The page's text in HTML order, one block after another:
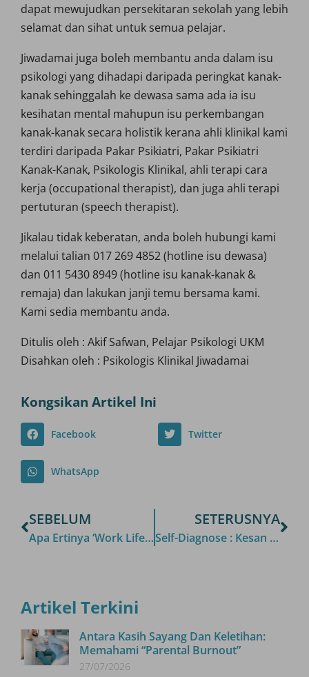
dapat mewujudkan persekitaran sekolah yang lebih
selamat dan sihat untuk semua pelajar.
Jiwadamai juga boleh membantu anda dalam isu
psikologi yang dihadapi daripada peringkat kanak-
kanak sehinggalah ke dewasa sama ada ia isu
kesihatan mental mahupun isu perkembangan
kanak-kanak secara holistik kerana ahli klinikal kami
terdiri daripada Pakar Psikiatri, Pakar Psikiatri
Kanak-Kanak, Psikologis Klinikal, ahli terapi cara
kerja (occupational therapist), dan juga ahli terapi
pertuturan (speech therapist).
Jikalau tidak keberatan, anda boleh hubungi kami
melalui talian 017 269 4852 (hotline isu dewasa)
dan 011 5430 8949 (hotline isu kanak-kanak &
remaja) dan lakukan janji temu bersama kami.
Kami sedia membantu anda.
Ditulis oleh : Akif Safwan, Pelajar Psikologi UKM
Disahkan oleh : Psikologis Klinikal Jiwadamai
Kongsikan Artikel Ini
Facebook Twitter
WhatsApp
SEBELUM
Apa Ertinya ‘Work Life Balance’
SETERUSNYA
Self-Diagnose : Kesan Buruk Menilai Simptom Tanpa Pakar
Artikel Terkini
Antara Kasih Sayang Dan Keletihan:
Memahami “Parental Burnout”
27/07/2026